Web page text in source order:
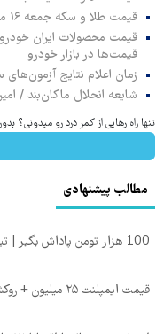
قیمت طلا و سکه جمعه ۱۶ مرداد ۱۴۰۵/ طلای ۱۸ عیار امروز چند؟
قیمت‌ها در بازار خودرو
زمان اعلام نتایج
شایعه انحلال ماکان‌بند /
تنها راه رهایی از کمر درد رو میدونی؟
مطالب پیشنهادی
100 هزار تومن پاداش بگیر | ثبت نام کن
قیمت ایمپلنت ۲۵ میلیون + روکش رایگان